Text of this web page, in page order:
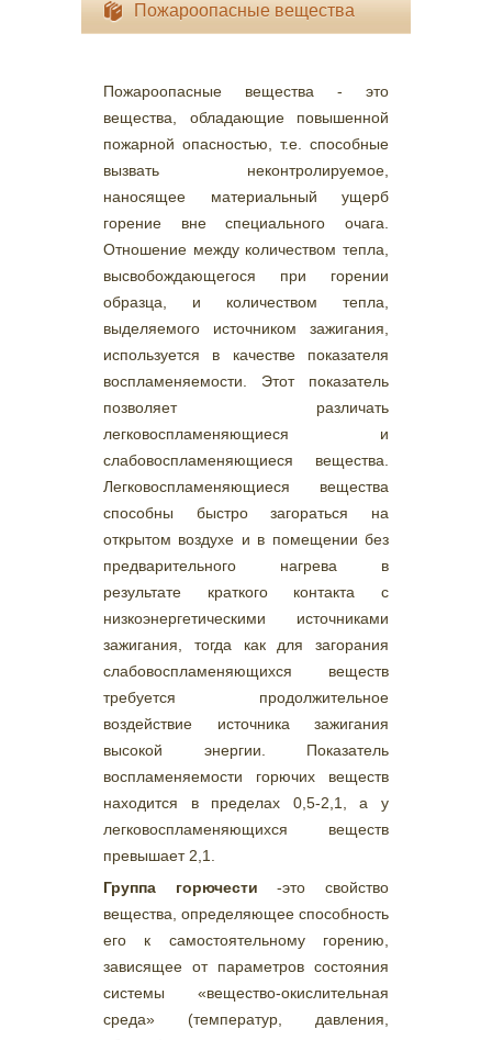
Пожароопасные вещества
Пожароопасные вещества - это
вещества, обладающие повышенной
пожарной опасностью, т.е. способные
вызвать неконтролируемое,
наносящее материальный ущерб
горение вне специального очага.
Отношение между количеством тепла,
высвобождающегося при горении
образца, и количеством тепла,
выделяемого источником зажигания,
используется в качестве показателя
воспламеняемости. Этот показатель
позволяет различать
легковоспламеняющиеся и
слабовоспламеняющиеся вещества.
Легковоспламеняющиеся вещества
способны быстро загораться на
открытом воздухе и в помещении без
предварительного нагрева в
результате краткого контакта с
низкоэнергетическими источниками
зажигания, тогда как для загорания
слабовоспламеняющихся веществ
требуется продолжительное
воздействие источника зажигания
высокой энергии. Показатель
воспламеняемости горючих веществ
находится в пределах 0,5-2,1, а у
легковоспламеняющихся веществ
превышает 2,1.
Группа горючести-это свойство
вещества, определяющее способность
его к самостоятельному горению,
зависящее от параметров состояния
системы «вещество-окислительная
среда» (температур, давления,